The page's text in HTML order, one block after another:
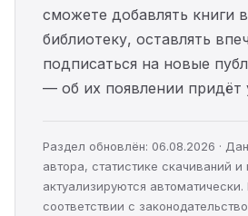
сможете добавлять книги
библиотеку, оставлять
подписаться на новые
— об их появлении придёт
Раздел обновлён: 06.08.2026 ·
автора, статистике скачиваний и
актуализируются
соответствии с